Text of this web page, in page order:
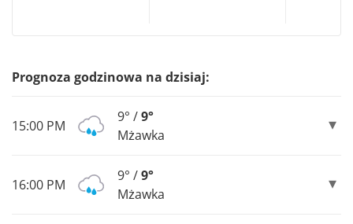
Prognoza godzinowa na dzisiaj:
15:00 PM
9° /9°
Mżawka
16:00 PM
9° /9°
Mżawka